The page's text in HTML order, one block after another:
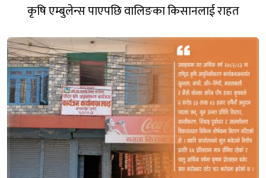
कृषि एम्बुलेन्स पाएपछि वालिङका किसानलाई राहत